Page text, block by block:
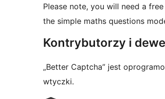
Please note, you will need a
the simple maths questions
Kontrybutorzy i
„Better Captcha” jest
wtyczki.